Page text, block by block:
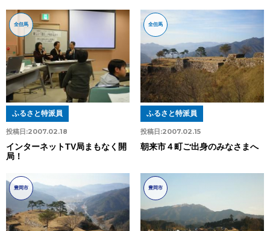
全但馬
投稿日:2007.02.18
ふるさと特派員
インターネットTV局まもなく開
局！
全但馬
投稿日:2007.02.15
ふるさと特派員
朝来市４町ご出身のみなさまへ
豊岡市 豊岡市